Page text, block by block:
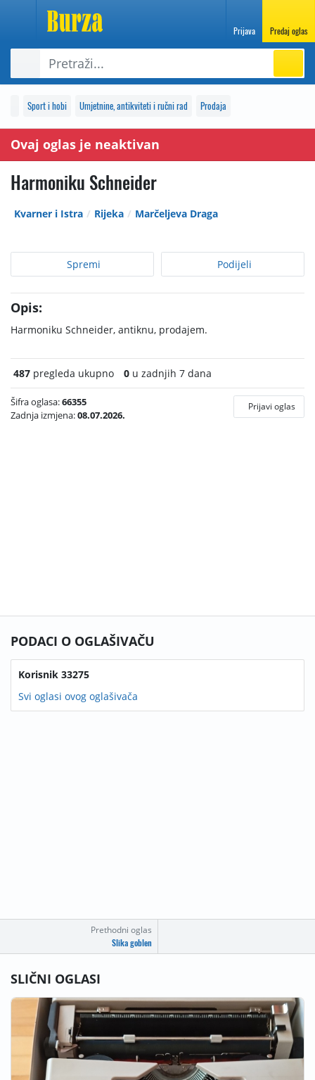
Prijava Predaj oglas
Sport i hobi Umjetnine, antikviteti i ručni rad Prodaja
Ovaj oglas je neaktivan
Harmoniku Schneider
Kvarner i Istra Rijeka Marčeljeva Draga
Spremi Podijeli
Opis:
Harmoniku Schneider, antiknu, prodajem.
487 pregleda ukupno 0 u zadnjih 7 dana
Šifra oglasa:66355
Zadnja izmjena:08.07.2026.
Prijavi oglas
Prethodni oglas
Slika goblen
PODACI O OGLAŠIVAČU
Korisnik 33275
Svi oglasi ovog oglašivača
SLIČNI OGLASI